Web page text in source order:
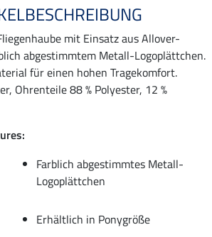
mit Einsatz aus Allover-
abgestimmtem Metall-Logoplättchen.
für einen hohen Tragekomfort.
Ohrenteile 88 % Polyester, 12 %
Farblich abgestimmtes Metall-
Logoplättchen
Erhältlich in Ponygröße